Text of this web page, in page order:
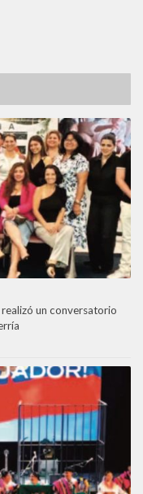
realizó un conversatorio